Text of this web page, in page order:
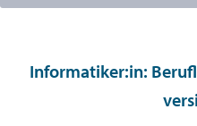
Informatiker:in: